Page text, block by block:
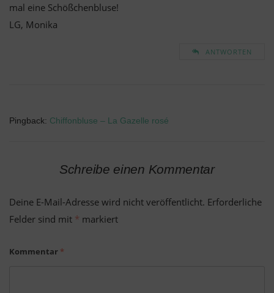
mal eine Schößchenbluse!
LG, Monika
ANTWORTEN
Pingback: Chiffonbluse – La Gazelle rosé
Schreibe einen Kommentar
Deine E-Mail-Adresse wird nicht veröffentlicht. Erforderliche
Felder sind mit * markiert
Kommentar *